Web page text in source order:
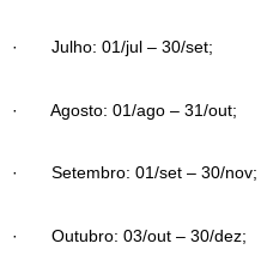
· Julho: 01/jul – 30/set;
· Agosto: 01/ago – 31/out;
· Setembro: 01/set – 30/nov;
· Outubro: 03/out – 30/dez;